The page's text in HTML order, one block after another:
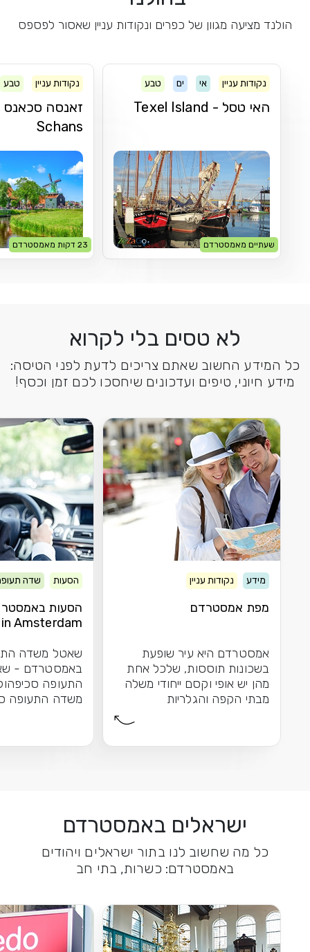
הולנד מציעה מגוון של כפרים ונקודות עניין שאסור לפספס
נקודות עניין אי ים טבע
האי טסל - Texel Island
שעתיים מאמסטרדם
נקודות עניין טבע
Schans
23 דקות מאמסטרדם
לא טסים בלי לקרוא
כל המידע החשוב שאתם צריכים לדעת לפני הטיסה:
מידע חיוני, טיפים ועדכונים שיחסכו לכם זמן וכסף!
מידע נקודות עניין
מפת אמסטרדם
אמסטרדם היא עיר שופעת
בשכונות תוססות, שלכל אחת
מהן יש אופי וקסם ייחודי משלה
מבתי הקפה והגלריות
הסעות שדה
in Amsterdam
שאטל משדה
באמסטרדם -
התעופה
משדה התעופה
ישראלים באמסטרדם
כל מה שחשוב לנו בתור ישראלים ויהודים
באמסטרדם: כשרות, בתי חב